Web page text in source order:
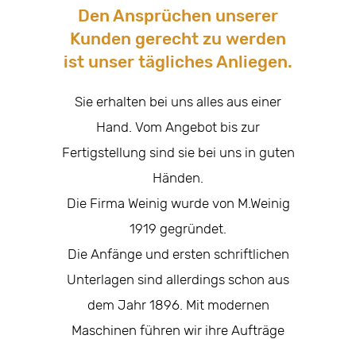
Den Ansprüchen unserer
Kunden gerecht zu werden
ist unser tägliches Anliegen.
Sie erhalten bei uns alles aus einer
Hand. Vom Angebot bis zur
Fertigstellung sind sie bei uns in guten
Händen.
Die Firma Weinig wurde von M.Weinig
1919 gegründet.
Die Anfänge und ersten schriftlichen
Unterlagen sind allerdings schon aus
dem Jahr 1896. Mit modernen
Maschinen führen wir ihre Aufträge